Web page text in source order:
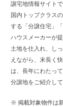
譲宅地情報サイト
国内トップクラス
する「分譲住宅」
ハウスメーカーが
土地を仕入れ、し
えながら、末長く
は、長年にわたっ
分譲地をご紹介して
※ 掲載対象物件は